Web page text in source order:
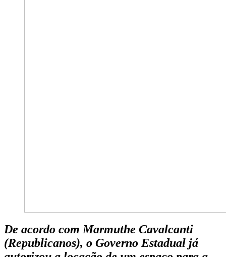
De acordo com Marmuthe Cavalcanti
(Republicanos), o Governo Estadual já